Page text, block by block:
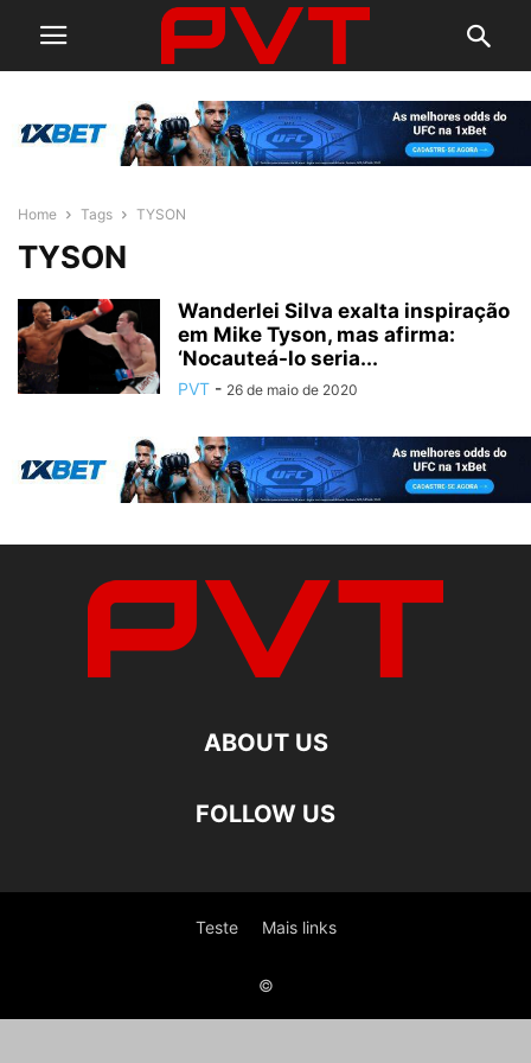
Home Tags TYSON
TYSON
Wanderlei Silva exalta inspiração
em Mike Tyson, mas afirma:
‘Nocauteá-lo seria...
PVT - 26 de maio de 2020
ABOUT US
FOLLOW US
Teste Mais links
©